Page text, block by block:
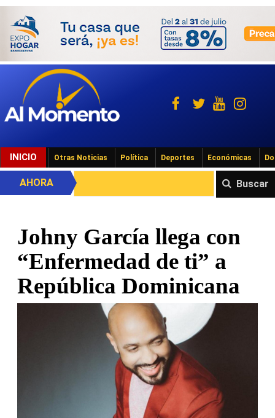
INICIO Otras Noticias Política Deportes Económicas
Buscar
AHORA
Johny García llega con
“Enfermedad de ti” a
República Dominicana